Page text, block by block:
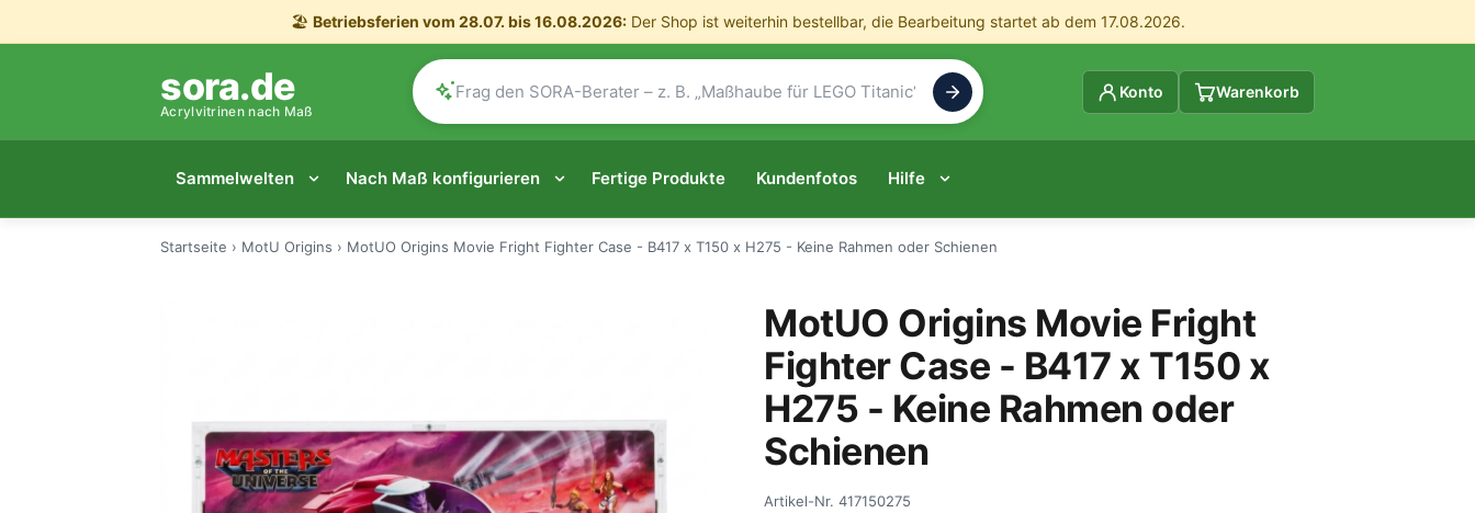
🏖️ Betriebsferien vom 28.07. bis 16.08.2026:Der Shop ist weiterhin bestellbar, die Bearbeitung startet ab dem 17.08.2026.
sora.de
Acrylvitrinen nach Maß
Konto Warenkorb
Sammelwelten Nach Maß konfigurieren Fertige Produkte Kundenfotos Hilfe
Startseite › MotU Origins › MotUO Origins Movie Fright Fighter Case - B417 x T150 x H275 - Keine Rahmen oder Schienen
MotUO Origins Movie Fright
Fighter Case - B417 x T150 x
H275 - Keine Rahmen oder
Schienen
Artikel-Nr. 417150275